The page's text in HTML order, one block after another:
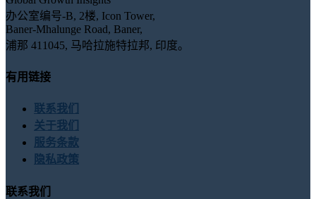
办公室编号-B, 2楼, Icon Tower,
Baner-Mhalunge Road, Baner,
浦那 411045, 马哈拉施特拉邦, 印度。
有用链接
联系我们
关于我们
服务条款
隐私政策
联系我们